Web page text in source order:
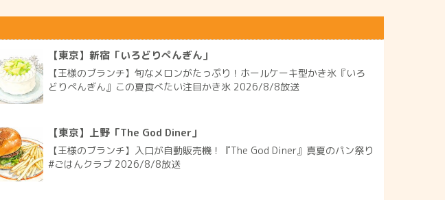
【東京】新宿「いろどりぺんぎん」
【王様のブランチ】旬なメロンがたっぷり！ホールケーキ型かき氷『いろ
どりぺんぎん』この夏食べたい注目かき氷 2026/8/8放送
【東京】上野「The God Diner」
【王様のブランチ】入口が自動販売機！『The God Diner』真夏のパン祭り
#ごはんクラブ 2026/8/8放送